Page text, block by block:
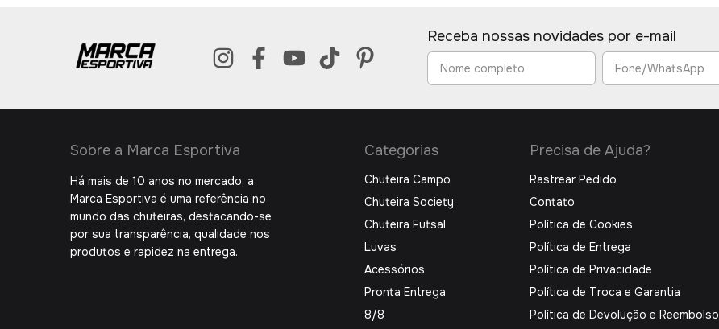
Receba nossas novidades por e-mail
Sobre a Marca Esportiva
Há mais de 10 anos no mercado, a
Marca Esportiva é uma referência no
mundo das chuteiras, destacando-se
por sua transparência, qualidade nos
produtos e rapidez na entrega.
Categorias
Chuteira Campo
Chuteira Society
Chuteira Futsal
Luvas
Acessórios
Pronta Entrega
8/8
Precisa de Ajuda?
Rastrear Pedido
Contato
Política de Cookies
Política de Entrega
Política de Privacidade
Política de Troca e Garantia
Política de Devolução e Reembolso